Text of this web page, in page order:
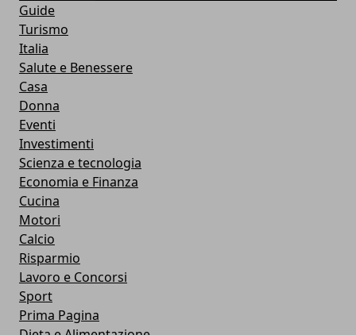
Guide
Turismo
Italia
Salute e Benessere
Casa
Donna
Eventi
Investimenti
Scienza e tecnologia
Economia e Finanza
Cucina
Motori
Calcio
Risparmio
Lavoro e Concorsi
Sport
Prima Pagina